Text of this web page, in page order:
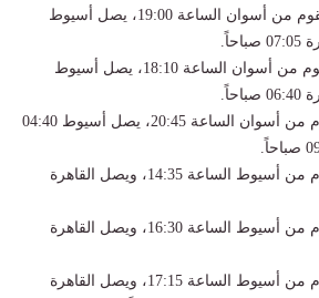
قطار رقم 2031 (تالجو): يقوم من أسوان الساعة 19:00، يصل أسيوط
قطار رقم 2009 (VIP): يقوم من أسوان الساعة 18:10، يصل أسيوط
قطار رقم 997 (VIP): يقوم من أسوان الساعة 20:45، يصل أسيوط 04:40
قطار رقم 981 (VIP): يقوم من أسيوط الساعة 14:35، ويصل القاهرة
قطار رقم 983 (VIP): يقوم من أسيوط الساعة 16:30، ويصل القاهرة
قطار رقم 935 (VIP): يقوم من أسيوط الساعة 17:15، ويصل القاهرة